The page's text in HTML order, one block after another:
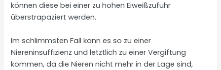
können diese bei einer zu hohen Eiweißzufuhr
überstrapaziert werden.
Im schlimmsten Fall kann es so zu einer
Niereninsuffizienz und letztlich zu einer Vergiftung
kommen, da die Nieren nicht mehr in der Lage sind,